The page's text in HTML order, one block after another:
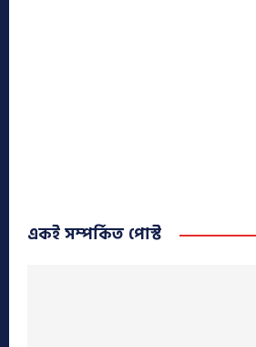
একই সম্পর্কিত পোস্ট